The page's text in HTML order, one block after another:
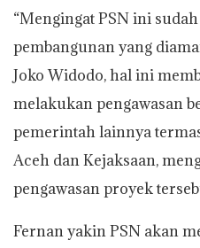
“Mengingat PSN ini
pembangunan yang
Joko Widodo, hal ini
melakukan pengawasan
pemerintah lainnya
Aceh dan Kejaksaan,
pengawasan proyek
Fernan yakin PSN akan